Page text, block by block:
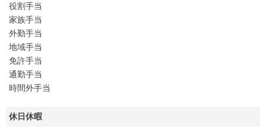
役割手当
家族手当
外勤手当
地域手当
免許手当
通勤手当
時間外手当
休日休暇